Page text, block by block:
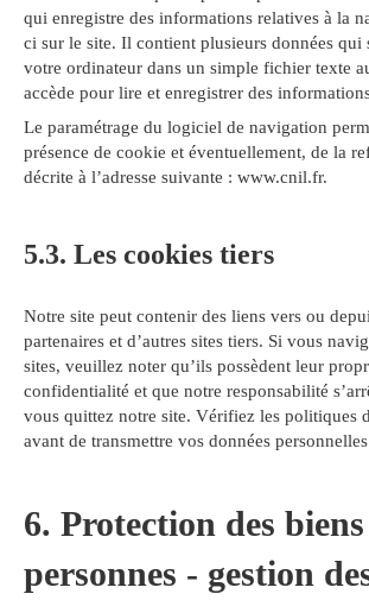
qui enregistre des informations relatives à la
ci sur le site. Il contient plusieurs données qui
votre ordinateur dans un simple fichier texte
accède pour lire et enregistrer des
Le paramétrage du logiciel de navigation
présence de cookie et éventuellement, de la
décrite à l’adresse suivante : www.cnil.fr.
5.3. Les cookies tiers
Notre site peut contenir des liens vers ou
partenaires et d’autres sites tiers. Si vous
sites, veuillez noter qu’ils possèdent leur
confidentialité et que notre responsabilité
vous quittez notre site. Vérifiez les politiques
avant de transmettre vos données
6. Protection des
personnes - gestion